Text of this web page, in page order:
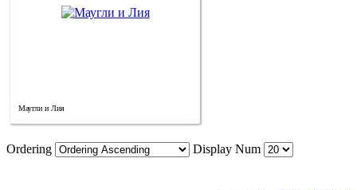
Маугли и Лия
Ordering Display Num